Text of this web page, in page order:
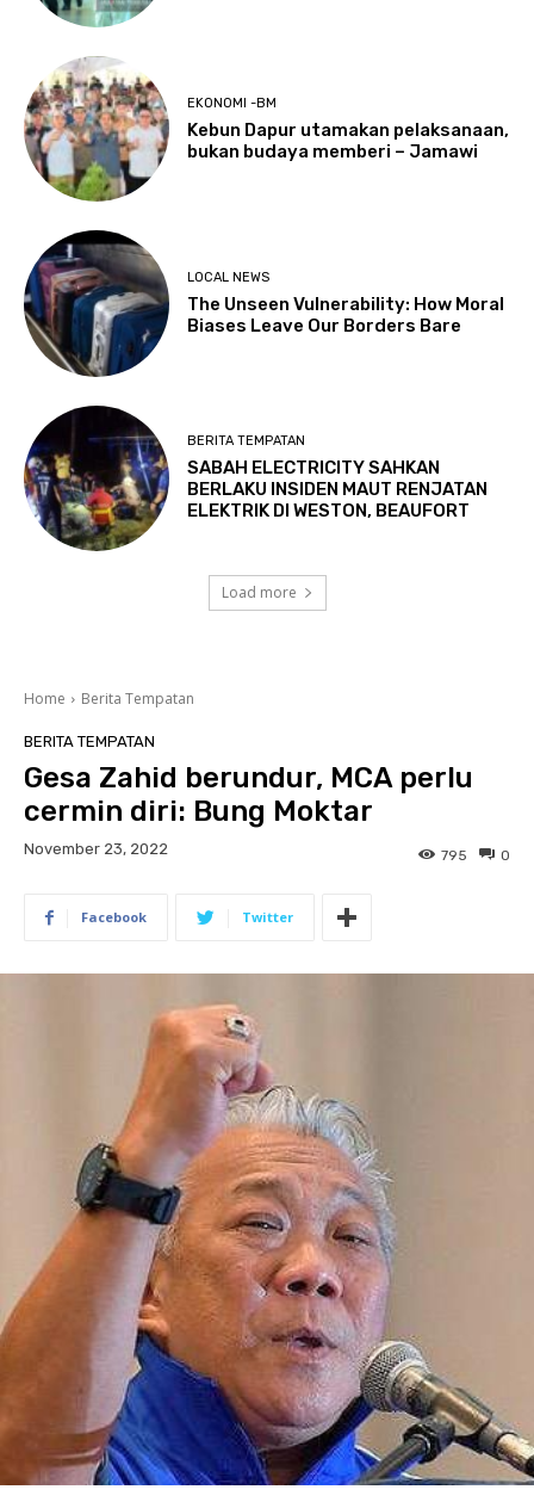
EKONOMI -BM
Kebun Dapur utamakan pelaksanaan,
bukan budaya memberi – Jamawi
LOCAL NEWS
The Unseen Vulnerability: How Moral
Biases Leave Our Borders Bare
BERITA TEMPATAN
SABAH ELECTRICITY SAHKAN
BERLAKU INSIDEN MAUT RENJATAN
ELEKTRIK DI WESTON, BEAUFORT
Load more